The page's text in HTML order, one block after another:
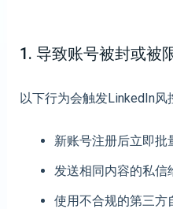
1. 导致账号被封或被
以下行为会触发LinkedIn风
新账号注册后立即批
发送相同内容的私信
使用不合规的第三方